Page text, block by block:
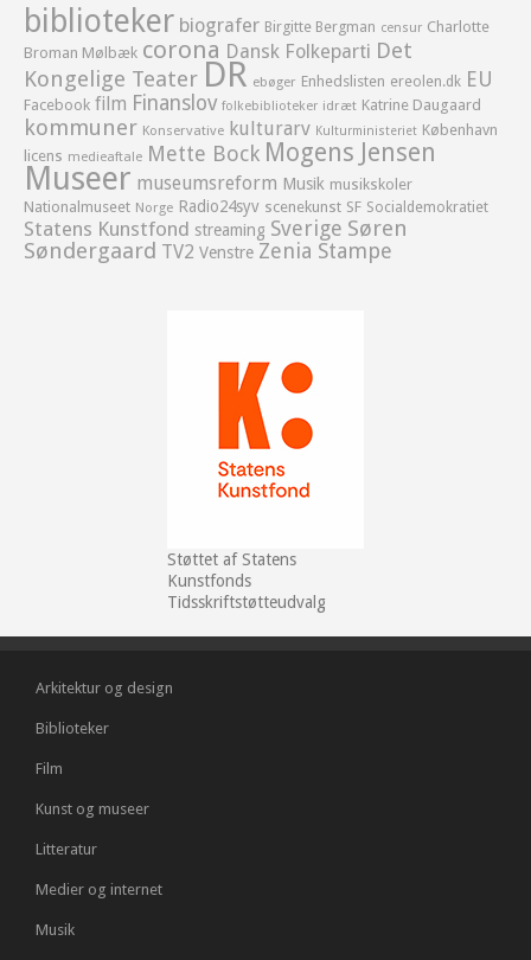
biblioteker biografer Birgitte Bergman censur Charlotte
Broman Mølbæk corona Dansk Folkeparti Det
Kongelige Teater DR ebøger Enhedslisten ereolen.dk EU
Facebook film Finanslov folkebiblioteker idræt Katrine Daugaard
kommuner Konservative kulturarv Kulturministeriet København
licens medieaftale Mette Bock Mogens Jensen
Museer museumsreform Musik musikskoler
Nationalmuseet Norge Radio24syv scenekunst SF Socialdemokratiet
Statens Kunstfond streaming Sverige Søren
Søndergaard TV2 Venstre Zenia Stampe
Støttet af Statens
Kunstfonds
Tidsskriftstøtteudvalg
Arkitektur og design
Biblioteker
Film
Kunst og museer
Litteratur
Medier og internet
Musik